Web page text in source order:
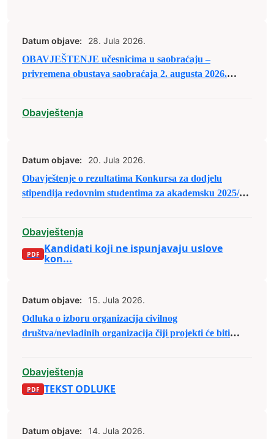
Datum objave:
28. Jula 2026.
OBAVJEŠTENJE učesnicima u saobraćaju –
privremena obustava saobraćaja 2. augusta 2026.
Obavještenja
Datum objave:
20. Jula 2026.
Obavještenje o rezultatima Konkursa za dodjelu
stipendija redovnim studentima za akademsku 2025/26.
Obavještenja
Kandidati koji ne ispunjavaju uslove
kon...
Datum objave:
15. Jula 2026.
Odluka o izboru organizacija civilnog
društva/nevladinih organizacija čiji projekti će biti
područja Grada Zenica za predaju prijedloga
projekata u sklopu raspodjele budžetskih sredstava za
Obavještenja
TEKST ODLUKE
Datum objave: 14. Jula 2026.